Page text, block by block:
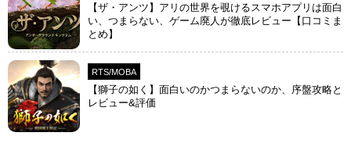
【ザ・アンツ】アリの世界を覗けるスマホアプリは面白
い、つまらない、ゲーム廃人が徹底レビュー【口コミま
とめ】
RTS/MOBA
【獅子の如く】面白いのかつまらないのか、序盤攻略と
レビュー&評価